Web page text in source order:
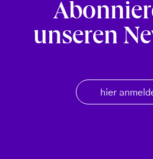
unseren
hier